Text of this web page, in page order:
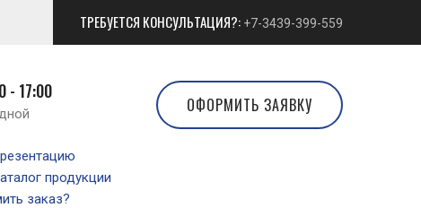
ТРЕБУЕТСЯ КОНСУЛЬТАЦИЯ?: +7-3439-399-559
- 17:00
продукции
заказ?
ОФОРМИТЬ ЗАЯВКУ